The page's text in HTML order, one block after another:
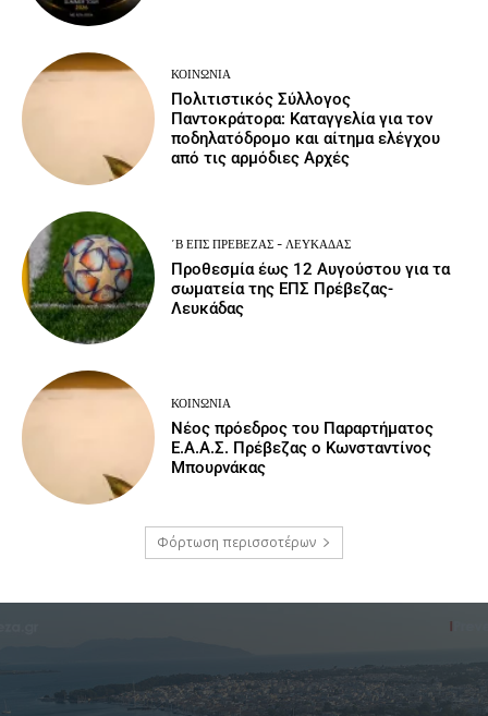
ΚΟΙΝΩΝΙΑ
Πολιτιστικός Σύλλογος
Παντοκράτορα: Καταγγελία για τον
ποδηλατόδρομο και αίτημα ελέγχου
από τις αρμόδιες Αρχές
΄Β ΕΠΣ ΠΡΈΒΕΖΑΣ - ΛΕΥΚΆΔΑΣ
Προθεσμία έως 12 Αυγούστου για τα
σωματεία της ΕΠΣ Πρέβεζας-
Λευκάδας
ΚΟΙΝΩΝΙΑ
Νέος πρόεδρος του Παραρτήματος
Ε.Α.Α.Σ. Πρέβεζας ο Κωνσταντίνος
Μπουρνάκας
Φόρτωση περισσοτέρων